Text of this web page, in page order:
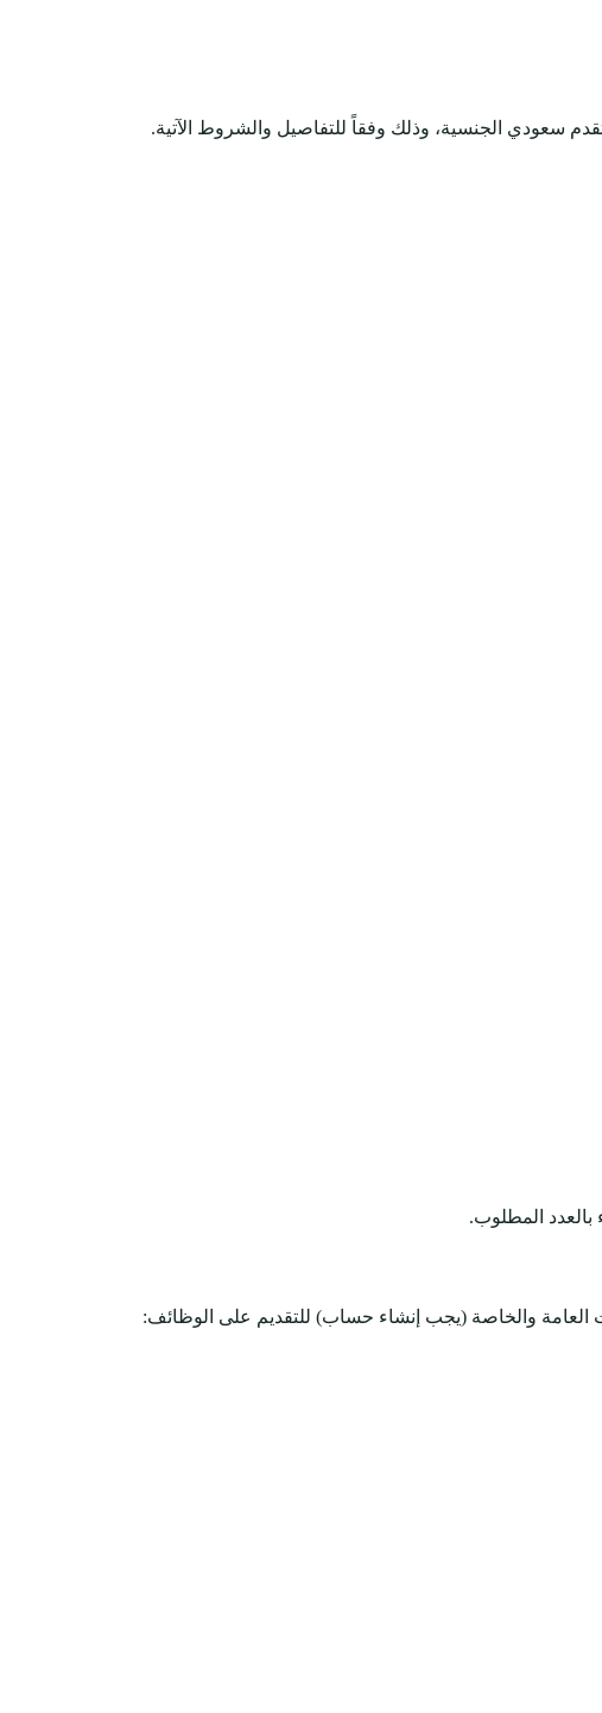
سعودي الجنسية، وذلك وفقاً للتفاصيل والشروط الآتية.
والخاصة (يجب إنشاء حساب) للتقديم على الوظائف: